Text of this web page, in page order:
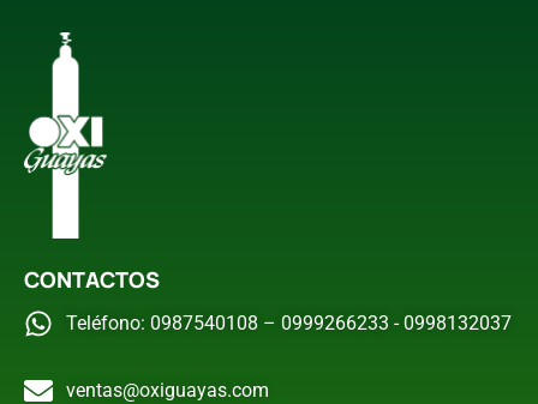
CONTACTOS
Teléfono: 0987540108 – 0999266233 - 0998132037
ventas@oxiguayas.com